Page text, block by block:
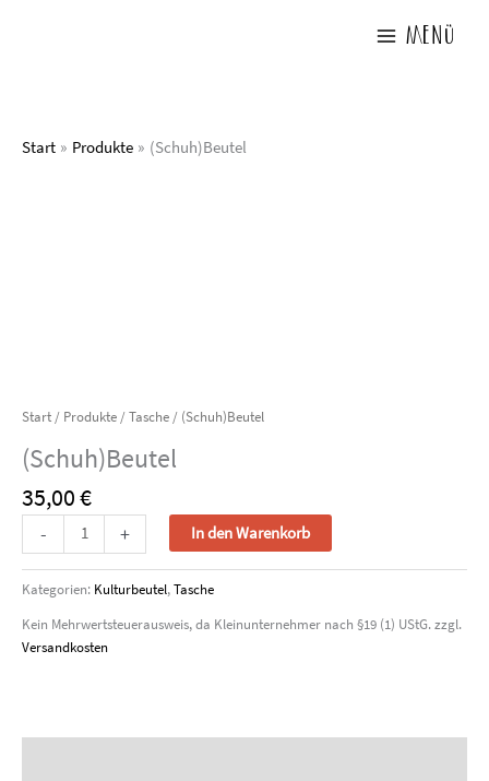
Menü
Start Produkte (Schuh)Beutel
Start / Produkte /Tasche / (Schuh)Beutel
(Schuh)Beutel
35,00€
-
(Schuh)Beutel
+ In den Warenkorb
Kategorien: Kulturbeutel,Tasche
Kein Mehrwertsteuerausweis, da Kleinunternehmer nach §19 (1) UStG.zzgl.
Versandkosten